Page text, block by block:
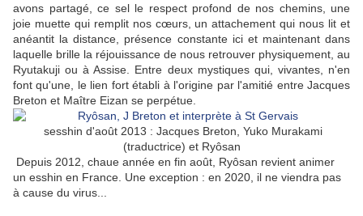
avons partagé, ce sel le respect profond de nos chemins, une
joie muette qui remplit nos cœurs, un attachement qui nous lit et
anéantit la distance, présence constante ici et maintenant dans
laquelle brille la réjouissance de nous retrouver physiquement, au
Ryutakuji ou à Assise. Entre deux mystiques qui, vivantes, n'en
font qu'une, le lien fort établi à l'origine par l'amitié entre Jacques
Breton et Maître Eizan se perpétue.
sesshin d'août 2013 : Jacques Breton, Yuko Murakami
(traductrice) et Ryôsan
Depuis 2012, chaue année en fin août, Ryôsan revient animer
un esshin en France. Une exception : en 2020, il ne viendra pas
à cause du virus...